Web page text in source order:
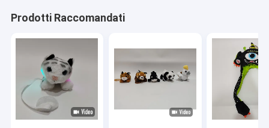
Prodotti Raccomandati